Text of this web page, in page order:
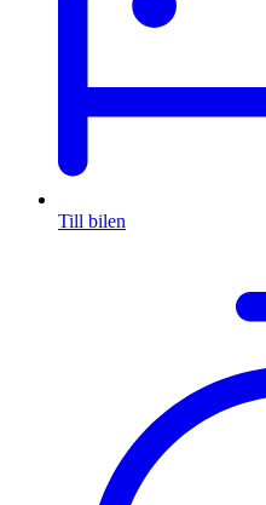
Till bilen